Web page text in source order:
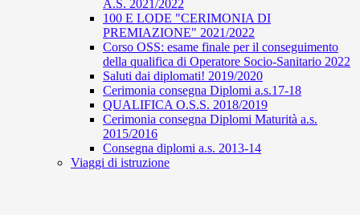
A.S. 2021/2022
100 E LODE "CERIMONIA DI
PREMIAZIONE" 2021/2022
Corso OSS: esame finale per il conseguimento
della qualifica di Operatore Socio-Sanitario 2022
Saluti dai diplomati! 2019/2020
Cerimonia consegna Diplomi a.s.17-18
QUALIFICA O.S.S. 2018/2019
Cerimonia consegna Diplomi Maturità a.s.
2015/2016
Consegna diplomi a.s. 2013-14
Viaggi di istruzione